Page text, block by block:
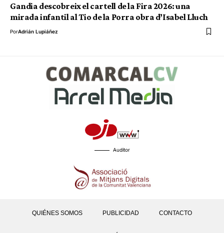
Gandia descobreix el cartell de la Fira 2026: una
mirada infantil al Tio de la Porra obra d’Isabel Lluch
PorAdrián Lupiáñez
Auditor
QUIÉNES SOMOS PUBLICIDAD CONTACTO